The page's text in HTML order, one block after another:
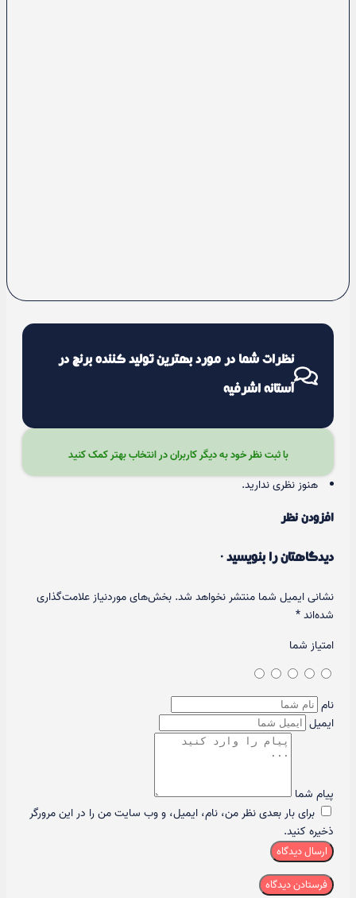
نظرات شما در مورد بهترین تولید کننده برنج در
آستانه اشرفیه
با ثبت نظر خود به دیگر کاربران در انتخاب بهتر کمک کنید
هنوز نظری ندارید.
افزودن نظر
دیدگاهتان را بنویسید ·
نشانی ایمیل شما منتشر نخواهد شد. بخش‌های موردنیاز علامت‌گذاری
شده‌اند*
امتیاز شما
نام
ایمیل
پیام شما
برای بار بعدی نظر من، نام، ایمیل، و وب سایت من را در این مرورگر
ذخیره کنید.
ارسال دیدگاه